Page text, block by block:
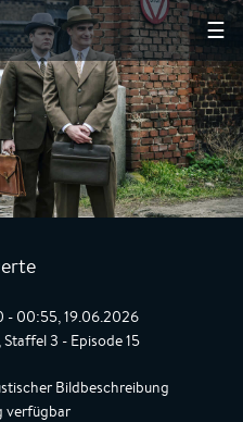
☰
- 00:55, 19.06.2026
3 - Episode 15
Bildbeschreibung
verfügbar